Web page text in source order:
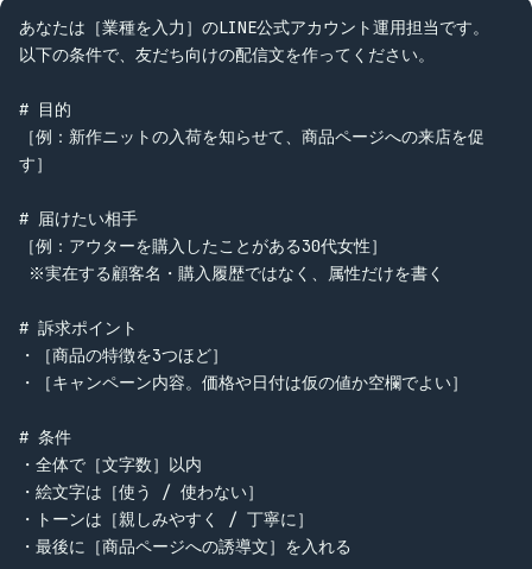
あなたは［業種を入力］のLINE公式アカウント運用担当です。
以下の条件で、友だち向けの配信文を作ってください。
# 目的
［例：新作ニットの入荷を知らせて、商品ページへの来店を促
す］
# 届けたい相手
［例：アウターを購入したことがある30代女性］
# 訴求ポイント
・［商品の特徴を3つほど］
・［キャンペーン内容。価格や日付は仮の値か空欄でよい］
# 条件
・全体で［文字数］以内
・絵文字は［使う / 使わない］
・トーンは［親しみやすく / 丁寧に］
・最後に［商品ページへの誘導文］を入れる